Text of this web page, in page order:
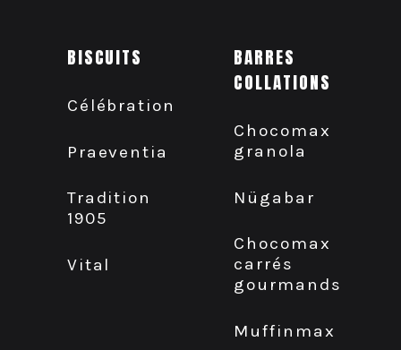
BISCUITS
Célébration
Praeventia
Tradition
1905
Vital
BARRES
COLLATIONS
Chocomax
granola
Nügabar
Chocomax
carrés
gourmands
Muffinmax